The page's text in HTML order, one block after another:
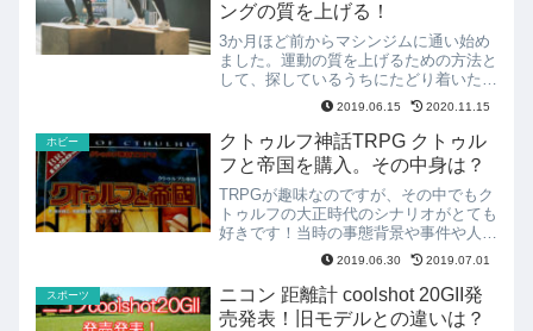
ングの質を上げる！
3か月ほど前からマシンジムに通い始め
ました。運動の質を上げるための方法と
して、探しているうちにたどり着いたの
がコンプレッション アンダーウェアで
す。テスラのスポーツタイツを購入して
みましたので使用感などをレビューしま
す。
2019.06.15 2020.11.15
ホビー
クトゥルフ神話TRPG クトゥル
フと帝国を購入。その中身は？
TRPGが趣味なのですが、その中でもク
トゥルフの大正時代のシナリオがとても
好きです！当時の事態背景や事件や人物
など、資料としてはもちろん、これを使
ってキャラクターを作成したりゲームと
して楽しみたいと思いこの商品を購入し
ました。
2019.06.30 2019.07.01
スポーツ
ニコン 距離計 coolshot 20GII発
売発表！旧モデルとの違いは？